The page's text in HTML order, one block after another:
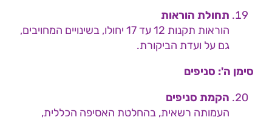
תחולת הוראות
הוראות תקנות 12 עד 17 יחולו, בשינויים המחויבים,
גם על ועדת הביקורת.
סימן ה': סניפים
הקמת סניפים
העמותה רשאית, בהחלטת האסיפה הכללית,